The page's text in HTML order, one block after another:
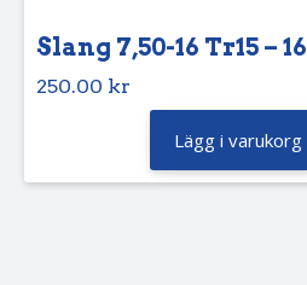
Slang 7,50-16 Tr15 – 16
250.00 kr
Lägg i varukorg